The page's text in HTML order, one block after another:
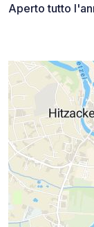
Aperto tutto